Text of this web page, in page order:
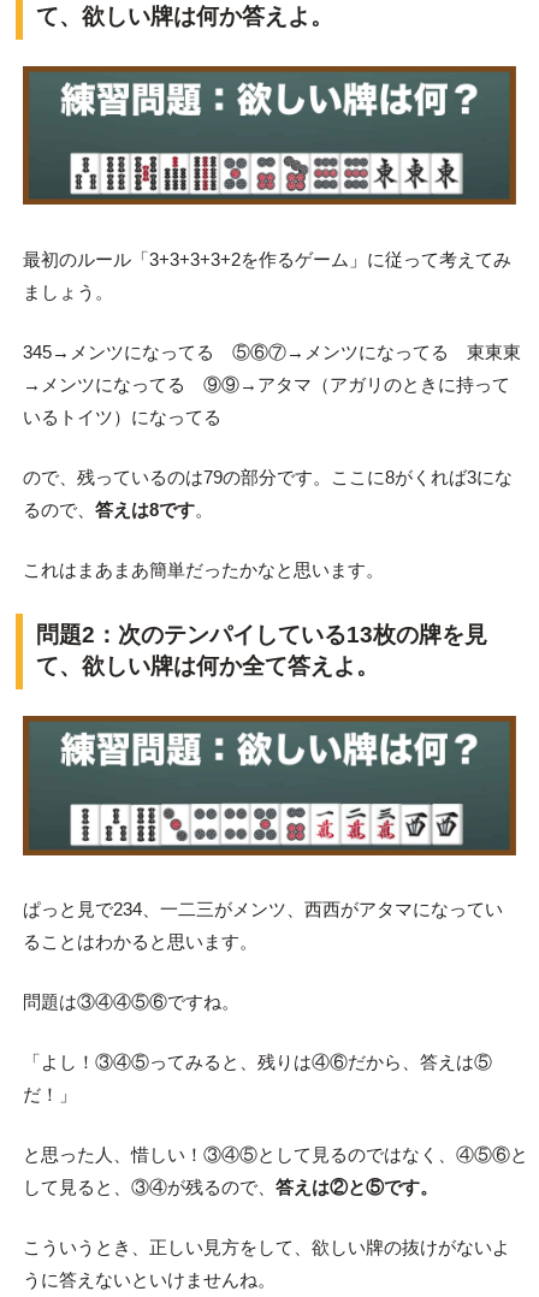
て、欲しい牌は何か答えよ。
最初のルール「3+3+3+3+2を作るゲーム」に従って考えてみ
ましょう。
345→メンツになってる ⑤⑥⑦→メンツになってる 東東東
→メンツになってる ⑨⑨→アタマ（アガリのときに持って
いるトイツ）になってる
ので、残っているのは79の部分です。ここに8がくれば3にな
るので、 答えは8です。
これはまあまあ簡単だったかなと思います。
問題2：次のテンパイしている13枚の牌を見
て、欲しい牌は何か全て答えよ。
ぱっと見で234、一二三がメンツ、西西がアタマになってい
ることはわかると思います。
問題は③④④⑤⑥ですね。
「よし！③④⑤ってみると、残りは④⑥だから、答えは⑤
だ！」
と思った人、惜しい！③④⑤として見るのではなく、④⑤⑥と
して見ると、③④が残るので、 答えは②と⑤です。
こういうとき、正しい見方をして、欲しい牌の抜けがないよ
うに答えないといけませんね。